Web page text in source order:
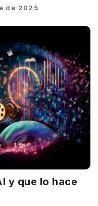
de 2025
y que lo hace